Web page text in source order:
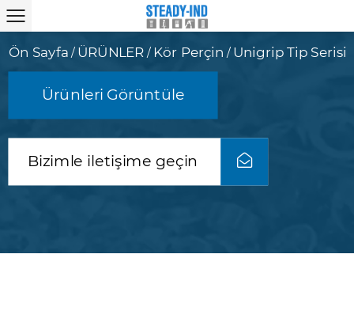
Ön Sayfa / ÜRÜNLER / Kör Perçin / Unigrip Tip Serisi
Ürünleri Görüntüle
Bizimle iletişime geçin